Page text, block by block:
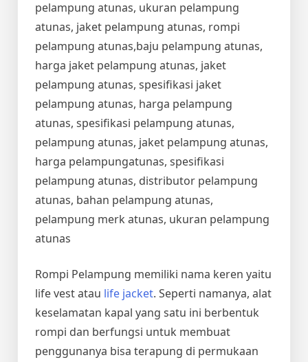
pelampung atunas, ukuran pelampung
atunas, jaket pelampung atunas, rompi
pelampung atunas,baju pelampung atunas,
harga jaket pelampung atunas, jaket
pelampung atunas, spesifikasi jaket
pelampung atunas, harga pelampung
atunas, spesifikasi pelampung atunas,
pelampung atunas, jaket pelampung atunas,
harga pelampungatunas, spesifikasi
pelampung atunas, distributor pelampung
atunas, bahan pelampung atunas,
pelampung merk atunas, ukuran pelampung
atunas
Rompi Pelampung memiliki nama keren yaitu
life vest atau life jacket. Seperti namanya, alat
keselamatan kapal yang satu ini berbentuk
rompi dan berfungsi untuk membuat
penggunanya bisa terapung di permukaan